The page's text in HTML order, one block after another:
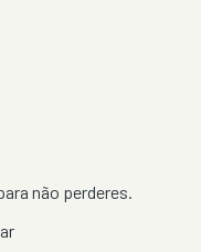
não perderes.